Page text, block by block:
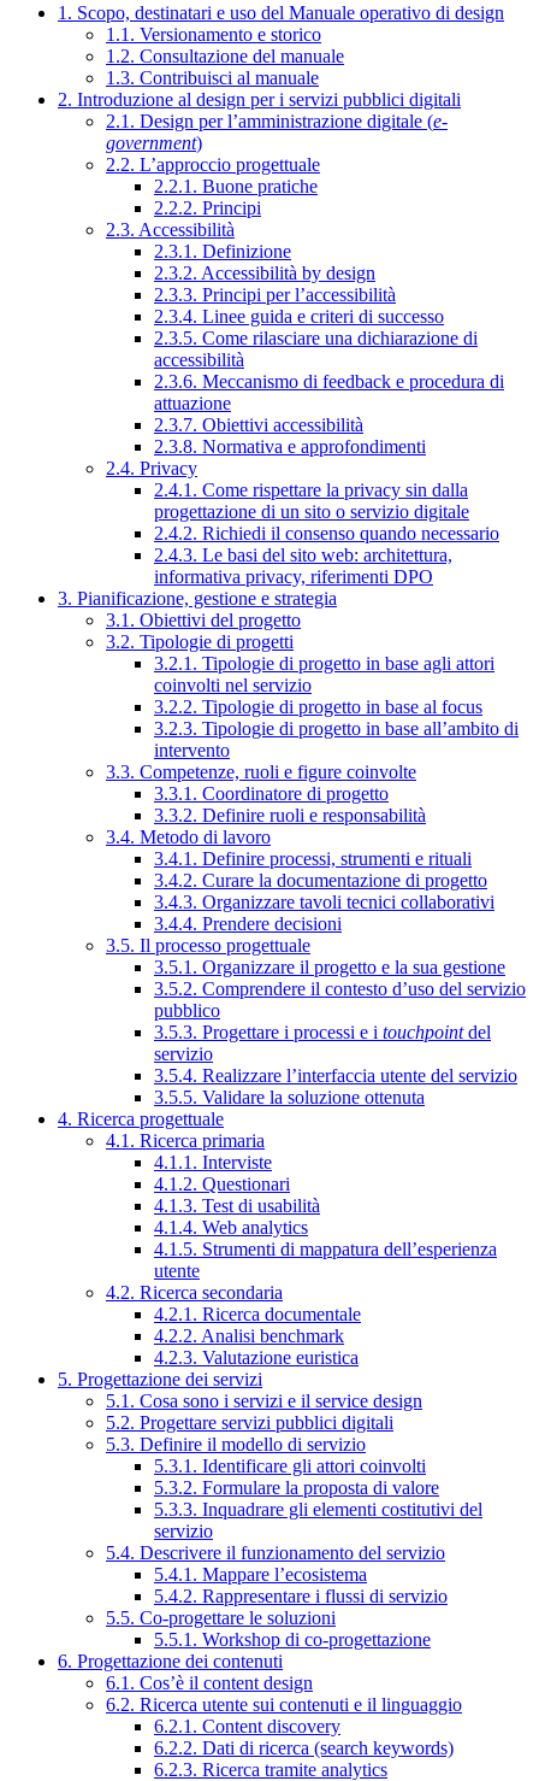
1. Scopo, destinatari e uso del Manuale operativo di design
1.1. Versionamento e storico
1.2. Consultazione del manuale
1.3. Contribuisci al manuale
2. Introduzione al design per i servizi pubblici digitali
2.1. Design per l’amministrazione digitale (e-
government)
2.2. L’approccio progettuale
2.2.1. Buone pratiche
2.2.2. Principi
2.3. Accessibilità
2.3.1. Definizione
2.3.2. Accessibilità by design
2.3.3. Principi per l’accessibilità
2.3.4. Linee guida e criteri di successo
2.3.5. Come rilasciare una dichiarazione di
accessibilità
2.3.6. Meccanismo di feedback e procedura di
attuazione
2.3.7. Obiettivi accessibilità
2.3.8. Normativa e approfondimenti
2.4. Privacy
2.4.1. Come rispettare la privacy sin dalla
progettazione di un sito o servizio digitale
2.4.2. Richiedi il consenso quando necessario
2.4.3. Le basi del sito web: architettura,
informativa privacy, riferimenti DPO
3. Pianificazione, gestione e strategia
3.1. Obiettivi del progetto
3.2. Tipologie di progetti
3.2.1. Tipologie di progetto in base agli attori
coinvolti nel servizio
3.2.2. Tipologie di progetto in base al focus
3.2.3. Tipologie di progetto in base all’ambito di
intervento
3.3. Competenze, ruoli e figure coinvolte
3.3.1. Coordinatore di progetto
3.3.2. Definire ruoli e responsabilità
3.4. Metodo di lavoro
3.4.1. Definire processi, strumenti e rituali
3.4.2. Curare la documentazione di progetto
3.4.3. Organizzare tavoli tecnici collaborativi
3.4.4. Prendere decisioni
3.5. Il processo progettuale
3.5.1. Organizzare il progetto e la sua gestione
3.5.2. Comprendere il contesto d’uso del servizio
pubblico
3.5.3. Progettare i processi e i touchpointdel
servizio
3.5.4. Realizzare l’interfaccia utente del servizio
3.5.5. Validare la soluzione ottenuta
4. Ricerca progettuale
4.1. Ricerca primaria
4.1.1. Interviste
4.1.2. Questionari
4.1.3. Test di usabilità
4.1.4. Web analytics
4.1.5. Strumenti di mappatura dell’esperienza
utente
4.2. Ricerca secondaria
4.2.1. Ricerca documentale
4.2.2. Analisi benchmark
4.2.3. Valutazione euristica
5. Progettazione dei servizi
5.1. Cosa sono i servizi e il service design
5.2. Progettare servizi pubblici digitali
5.3. Definire il modello di servizio
5.3.1. Identificare gli attori coinvolti
5.3.2. Formulare la proposta di valore
5.3.3. Inquadrare gli elementi costitutivi del
servizio
5.4. Descrivere il funzionamento del servizio
5.4.1. Mappare l’ecosistema
5.4.2. Rappresentare i flussi di servizio
5.5. Co-progettare le soluzioni
5.5.1. Workshop di co-progettazione
6. Progettazione dei contenuti
6.1. Cos’è il content design
6.2. Ricerca utente sui contenuti e il linguaggio
6.2.1. Content discovery
6.2.2. Dati di ricerca (search keywords)
6.2.3. Ricerca tramite analytics